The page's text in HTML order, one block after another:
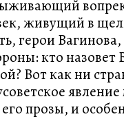
живущий в
герои Вагинова,
кто назовет
Вот как ни
прозы, и